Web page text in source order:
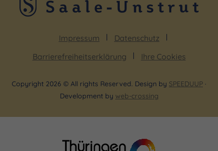
Impressum
Datenschutz
Barrierefreiheitserklärung
Ihre Cookies
Copyright 2026 © All rights Reserved. Design by SPEEDUUP ·
Development by web-crossing